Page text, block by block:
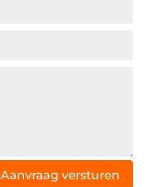
Aanvraag versturen